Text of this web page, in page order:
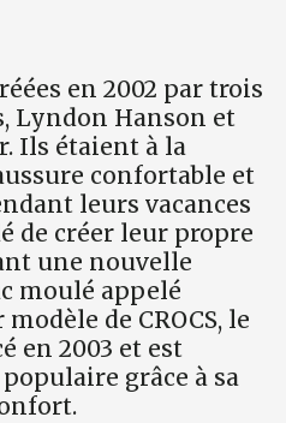
en 2002 par trois
Lyndon Hanson et
Ils étaient à la
confortable et
leurs vacances
de créer leur propre
une nouvelle
moulé appelé
de CROCS, le
en 2003 et est
grâce à sa